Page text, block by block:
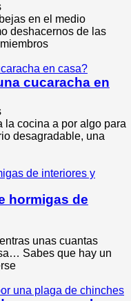
en el medio
deshacernos de las
cucaracha en
la cocina a por algo para
desagradable, una
hormigas de
unas cuantas
Sabes que hay un